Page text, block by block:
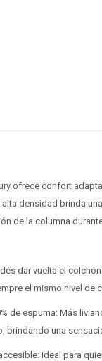
ofrece confort
densidad brinda
de la columna
dar vuelta el
el mismo nivel de
de espuma: Más
brindando una
Ideal para